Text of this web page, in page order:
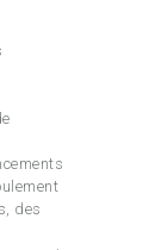
des